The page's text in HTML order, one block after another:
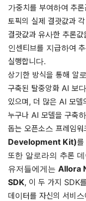
가중치를 부여하여 추
토픽의 실제 결괏값과
결괏값과 유사한 추론
인센티브를 지급하여
실행합니다.
상기한 방식을 통해 알
구축된 탈중앙화 AI 보
있으며, 더 많은 AI 모
누구나 AI 모델을 구축
돕는 오픈소스 프레임워
Development Kit)
또한 알로라의 추론
유저들에게는 Allora
SDK, 이 두 가지 SDK
데이터를 자신의 서비